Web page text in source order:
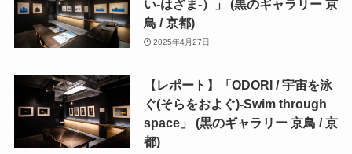
い-はざま-）」 (黒のギャラリー 京
鳥 / 京都)
2025年4月27日
【レポート】「ODORI / 宇宙を泳
ぐ(そらをおよぐ)-Swim through
space」 (黒のギャラリー 京鳥 / 京
都)